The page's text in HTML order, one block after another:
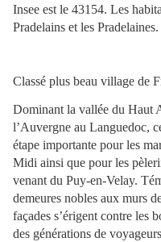
Insee est le 43154. Les
Pradelains et les Pradelaines.
Classé plus beau village de
Dominant la vallée du Haut
l’Auvergne au Languedoc,
étape importante pour les
Midi ainsi que pour les
venant du Puy-en-Velay.
demeures nobles aux murs
façades s’érigent contre les
des générations de